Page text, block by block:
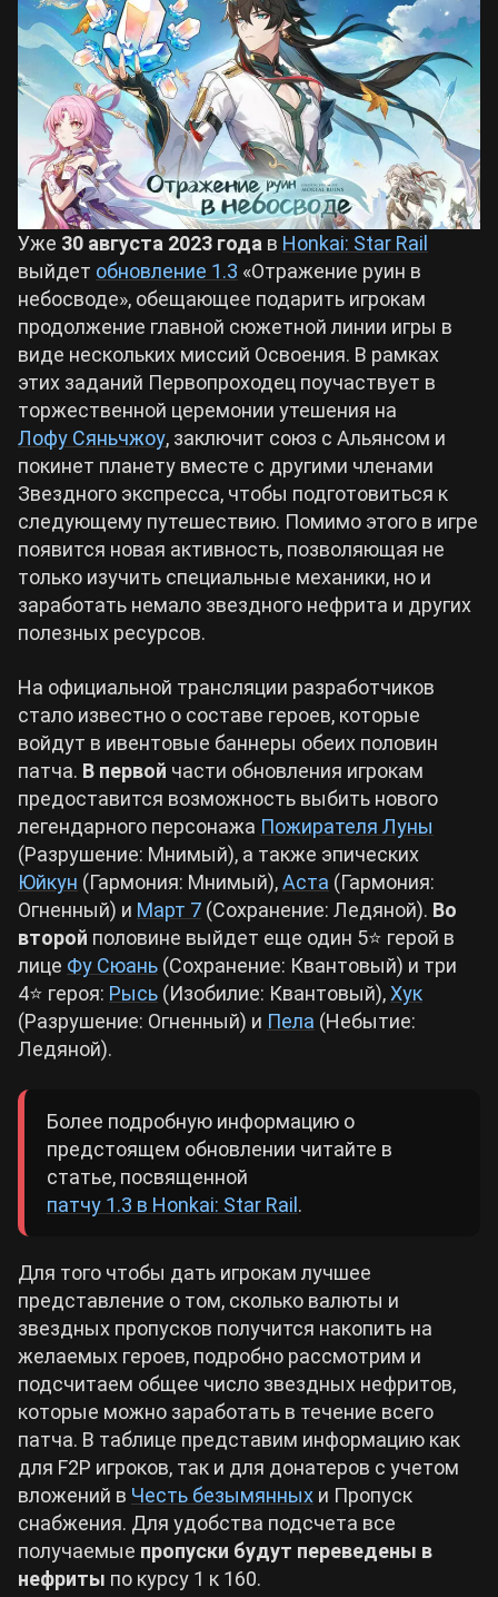
Crimson Desert
Zenless Zone Zero
Kingdom Come: Deliverance 2
Path of Exile 2
Wuthering Waves
Roblox
Hogwarts Legacy
Cyberpunk 2077
Все игры
Билды Arknights: Endfield
Билды Wuthering Waves
Билды Cyberpunk 2077
Билды Path of Exile 2
Уже 30 августа 2023 года в Honkai: Star Rail
выйдет обновление 1.3 «Отражение руин в
небосводе», обещающее подарить игрокам
продолжение главной сюжетной линии игры в
виде нескольких миссий Освоения. В рамках
этих заданий Первопроходец поучаствует в
торжественной церемонии утешения на
Лофу Сяньчжоу, заключит союз с Альянсом и
покинет планету вместе с другими членами
Звездного экспресса, чтобы подготовиться к
следующему путешествию. Помимо этого в игре
появится новая активность, позволяющая не
только изучить специальные механики, но и
заработать немало звездного нефрита и других
полезных ресурсов.
На официальной трансляции разработчиков
стало известно о составе героев, которые
войдут в ивентовые баннеры обеих половин
патча. В первой части обновления игрокам
предоставится возможность выбить нового
легендарного персонажа Пожирателя Луны
(Разрушение: Мнимый), а также эпических
Юйкун (Гармония: Мнимый),Аста (Гармония:
Огненный) и Март 7 (Сохранение: Ледяной). Во
второй половине выйдет еще один 5⭐️ герой в
лице Фу Сюань (Сохранение: Квантовый) и три
4⭐️ героя: Рысь (Изобилие: Квантовый),Хук
(Разрушение: Огненный) и Пела (Небытие:
Ледяной).
Более подробную информацию о
предстоящем обновлении читайте в
статье, посвященной
патчу 1.3 в Honkai: Star Rail .
Для того чтобы дать игрокам лучшее
представление о том, сколько валюты и
звездных пропусков получится накопить на
желаемых героев, подробно рассмотрим и
подсчитаем общее число звездных нефритов,
которые можно заработать в течение всего
патча. В таблице представим информацию как
для F2P игроков, так и для донатеров с учетом
вложений в Честь безымянных и Пропуск
снабжения. Для удобства подсчета все
получаемые пропуски будут переведены в
нефриты по курсу 1 к 160.